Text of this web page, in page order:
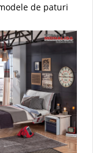
de paturi